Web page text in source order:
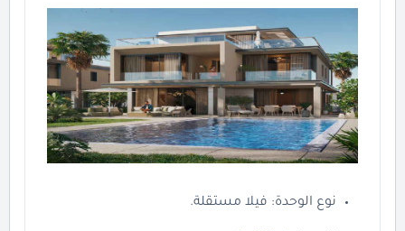
نوع الوحدة: فيلا مستقلة.